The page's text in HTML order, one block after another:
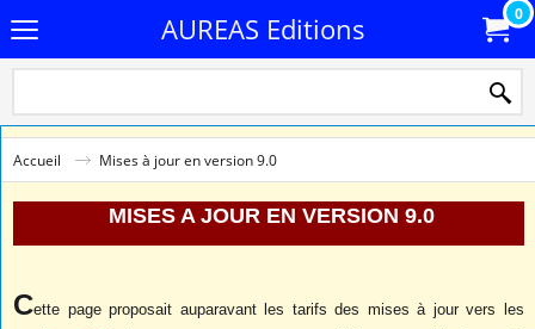
AUREAS Editions 0
Accueil Mises à jour en version 9.0
MISES A JOUR EN VERSION 9.0
Cette page proposait auparavant les tarifs des mises à jour vers les